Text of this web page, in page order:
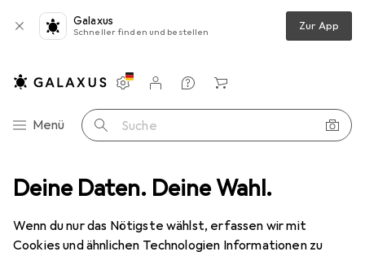
Deine Daten. Deine Wahl.
Wenn du nur das Nötigste wählst, erfassen wir mit
Cookies und ähnlichen Technologien Informationen zu
Galaxus
Schneller finden und bestellen Zur App
Navigation nach Kategorien
Menü Suche
Einstellungen
Kundenkonto
Vergleichslisten
Merklisten
Warenkorb
Klettern Zubehör Klettern Moon Bouldering Chalk Bag